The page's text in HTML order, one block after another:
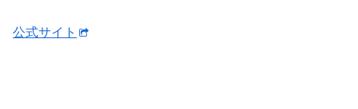
公式サイト